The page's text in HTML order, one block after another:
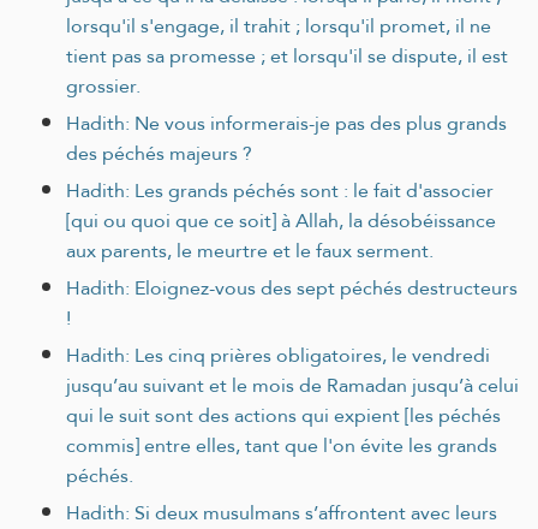
lorsqu'il s'engage, il trahit ; lorsqu'il promet, il ne
tient pas sa promesse ; et lorsqu'il se dispute, il est
grossier.
Hadith: Ne vous informerais-je pas des plus grands
des péchés majeurs ?
Hadith: Les grands péchés sont : le fait d'associer
[qui ou quoi que ce soit] à Allah, la désobéissance
aux parents, le meurtre et le faux serment.
Hadith: Eloignez-vous des sept péchés destructeurs
!
Hadith: Les cinq prières obligatoires, le vendredi
jusqu’au suivant et le mois de Ramadan jusqu’à celui
qui le suit sont des actions qui expient [les péchés
commis] entre elles, tant que l'on évite les grands
péchés.
Hadith: Si deux musulmans s’affrontent avec leurs